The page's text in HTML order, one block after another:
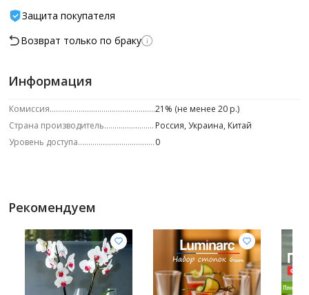
Защита покупателя
Возврат только по браку
Информация
Комиссия
21% (не менее 20 р.)
Страна производитель
Россия, Украина, Китай
Уровень доступа
0
Рекомендуем